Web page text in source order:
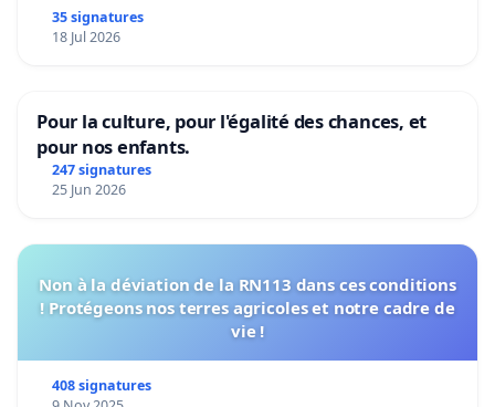
35 signatures
18 Jul 2026
Pour la culture, pour l'égalité des chances, et
pour nos enfants.
247 signatures
25 Jun 2026
Non à la déviation de la RN113 dans ces conditions
! Protégeons nos terres agricoles et notre cadre de
vie !
408 signatures